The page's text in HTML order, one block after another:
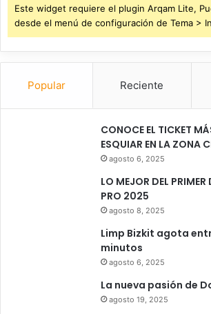
Este widget requiere el plugin Arqam Lite,
desde el menú de configuración de Tema >
Popular Reciente
CONOCE EL TICKET
ESQUIAR EN LA ZONA
agosto 6, 2025
LO MEJOR DEL
PRO 2025
agosto 8, 2025
Limp Bizkit agota
minutos
agosto 6, 2025
La nueva pasión de
agosto 19, 2025